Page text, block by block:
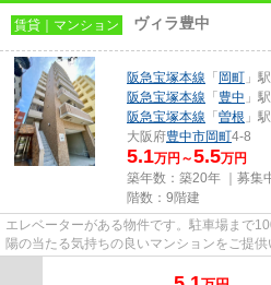
賃貸｜マンション ヴィラ豊中
阪急宝塚本線 「 岡町 」
阪急宝塚本線 「 豊中 」
阪急宝塚本線 「 曽根 」
大阪府豊中市岡町4-8
5.1万円～5.5万円
築年数：築20年 ｜募集
階数：9階建
エレベーターがある物件です。駐車場まで
陽の当たる気持ちの良いマンションをご提